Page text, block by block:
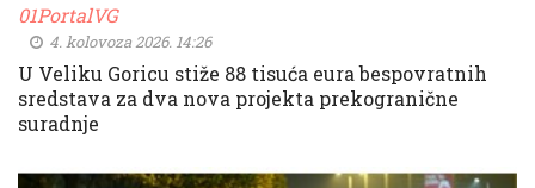
01PortalVG
4. kolovoza 2026. 14:26
U Veliku Goricu stiže 88 tisuća eura bespovratnih
sredstava za dva nova projekta prekogranične
suradnje